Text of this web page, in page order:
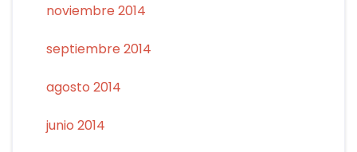
noviembre 2014
septiembre 2014
agosto 2014
junio 2014